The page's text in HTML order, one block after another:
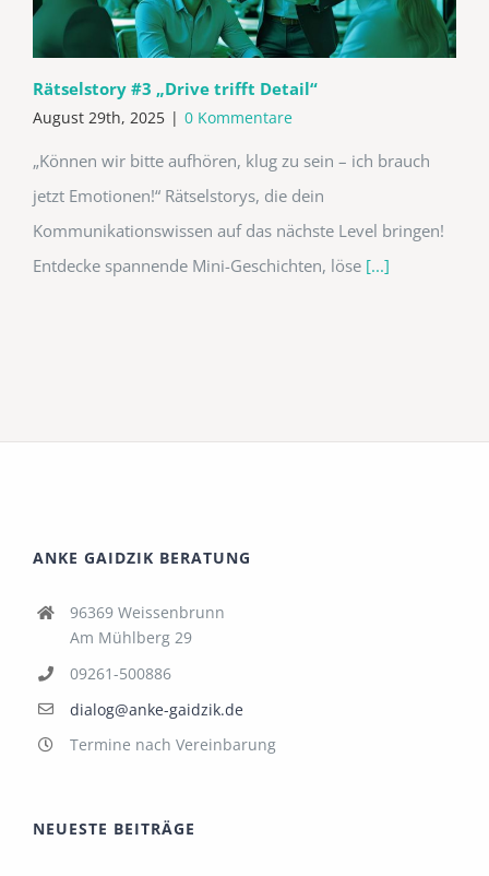
Rätselstory #3 „Drive trifft Detail“
August 29th, 2025 | 0 Kommentare
„Können wir bitte aufhören, klug zu sein – ich brauch
jetzt Emotionen!“ Rätselstorys, die dein
Kommunikationswissen auf das nächste Level bringen!
Entdecke spannende Mini-Geschichten, löse [...]
ANKE GAIDZIK BERATUNG
96369 Weissenbrunn
Am Mühlberg 29
09261-500886
dialog@anke-gaidzik.de
Termine nach Vereinbarung
NEUESTE BEITRÄGE